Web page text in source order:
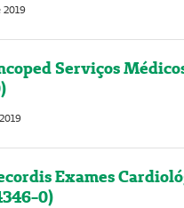
2019
Serviços
Exames
0)